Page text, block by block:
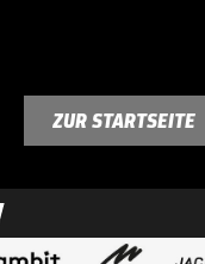
ZUR STARTSEITE